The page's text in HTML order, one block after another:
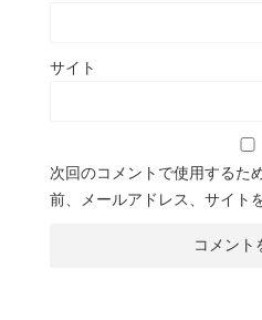
サイト
次回のコメントで使用するた
前、メールアドレス、サイト